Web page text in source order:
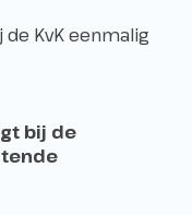
KvK eenmalig
bij de